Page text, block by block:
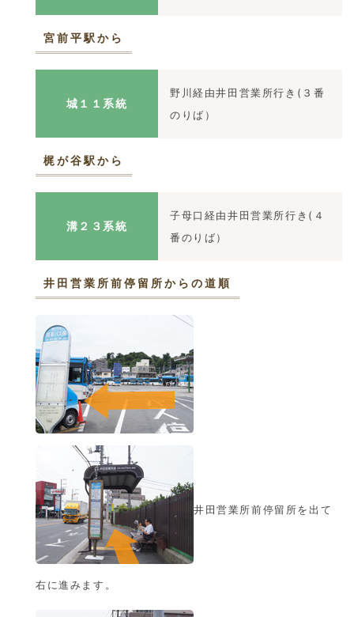
宮前平駅から
城１１系統
野川経由井田営業所行き(３番
のりば）
梶が谷駅から
溝２３系統
子母口経由井田営業所行き(４
番のりば）
井田営業所前停留所からの道順
井田営業所前停留所を出て
右に進みます。